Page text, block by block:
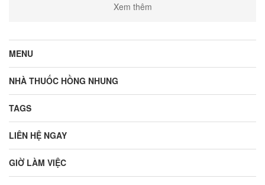
Xem thêm
MENU
NHÀ THUỐC HỒNG NHUNG
TAGS
LIÊN HỆ NGAY
GIỜ LÀM VIỆC